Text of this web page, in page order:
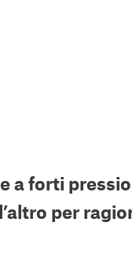
a forti
per